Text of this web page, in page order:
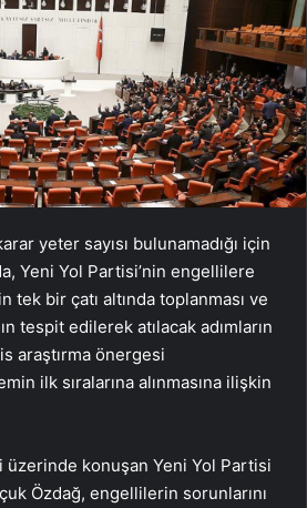
yeter sayısı bulunamadığı için
Yeni Yol Partisi’nin engellilere
bir çatı altında toplanması ve
tespit edilerek atılacak adımların
araştırma önergesi
ilk sıralarına alınmasına ilişkin
konuşan Yeni Yol Partisi
Özdağ, engellilerin sorunlarını